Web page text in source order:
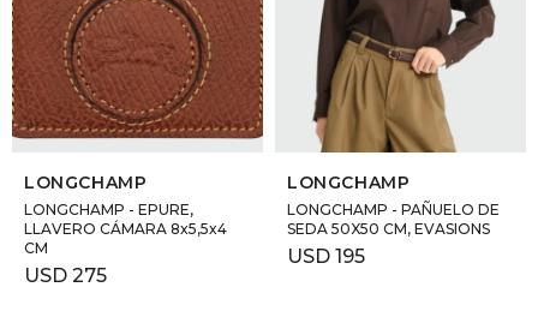
SELECCIONAR TALLE
LONGCHAMP
LONGCHAMP - EPURE,
LLAVERO CÁMARA 8x5,5x4
CM
USD 275
SELECCIONAR TALLE
LONGCHAMP
LONGCHAMP - PAÑUELO DE
SEDA 50X50 CM, EVASIONS
USD 195